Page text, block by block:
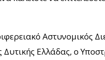
Δυτικής Ελλάδας, ο